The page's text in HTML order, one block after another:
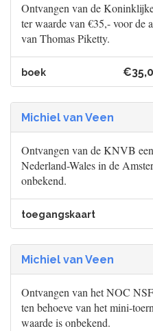
Ontvangen van de
ter waarde van €35,- voor de
van Thomas Piketty.
boek
Michiel van Veen
Ontvangen van de KNVB
Nederland-Wales in de
onbekend.
toegangskaart
Michiel van Veen
Ontvangen van het NOC
ten behoeve van het mini-
waarde is onbekend.